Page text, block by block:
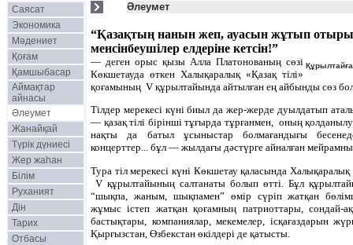
Саясат
Экономика
Мәдениет
Қоғам
Қамшыбасар
Аймақтар
айнасы
Әлеумет
Жанайқай
Түрік дүниесі
Жер жаһан
Білім
Руханият
Дін
Тарих
Отбасы
Әлеумет
“Қазақтың нанын жеп, ауасын жұтып
менсінбеушілер елдеріне кетсін!”
— деген орыс қызы Алла Платонованың сөзі
Көкшетауда өткен Халықаралық «Қазақ тілі»
қоғамының V құрылтайында айтылған ең айбынды сөз
Тілдер мерекесі күні биыл да жер-жерде дуылдатып
— қазақ тілі бірінші тұғырда тұрғанмен, оның
нақты да батыл ұсыныстар болмағандығы
концерттер... бұл — жылдағы дәстүрге айналған
Тура тіл мерекесі күні Көкшетау қаласында
V құрылтайының салтанаты болып өтті. Бұл
“шықпа, жаным, шықпамен” өмір сүріп жатқан
жұмыс істеп жатқан қоғамның патриоттары, сондай-
бастықтары, компаниялар, мекемелер, ісқағаздарын
Қырғызстан, Өзбекстан өкілдері де қатысты.